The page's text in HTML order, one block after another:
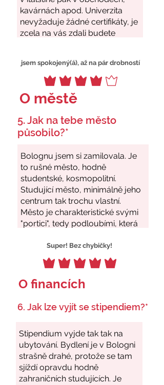
jsem spokojený(á), až na pár drobností
O městě
5. Jak na tebe město
působilo?*
Super! Bez chybičky!
O financích
6. Jak lze vyjít se stipendiem?*